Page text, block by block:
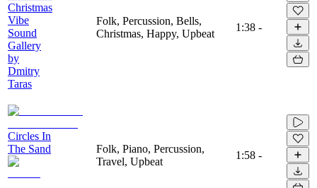
Christmas
Vibe
Sound
Gallery
by
Dmitry
Taras
Folk, Percussion, Bells,
Christmas, Happy, Upbeat
1:38 -
Circles In
The Sand
Folk, Piano, Percussion,
Travel, Upbeat
1:58 -